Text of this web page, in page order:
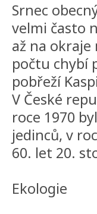
Srnec
velmi často
až na
počtu chybí
pobřeží
V České
roce 1970
jedinců, v
60. let 20.
Ekologie